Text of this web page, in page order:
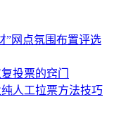
”网点氛围布置评选
投票的窍门
人工拉票方法技巧